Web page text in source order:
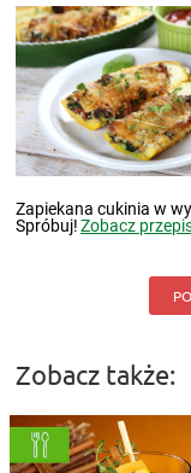
Zapiekana cukinia w
Spróbuj!Zobacz
Zobacz także: